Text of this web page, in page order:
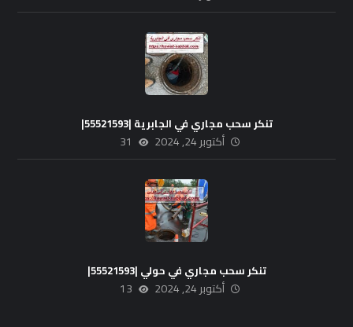
تنكر سحب مجاري في الجابرية |55521593|
أكتوبر 24, 2024 31
تنكر سحب مجاري في حولي |55521593|
أكتوبر 24, 2024 13